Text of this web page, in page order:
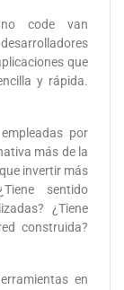
no code van
que
y rápida.
por
más de la
invertir más
sentido
¿Tiene
construida?
en